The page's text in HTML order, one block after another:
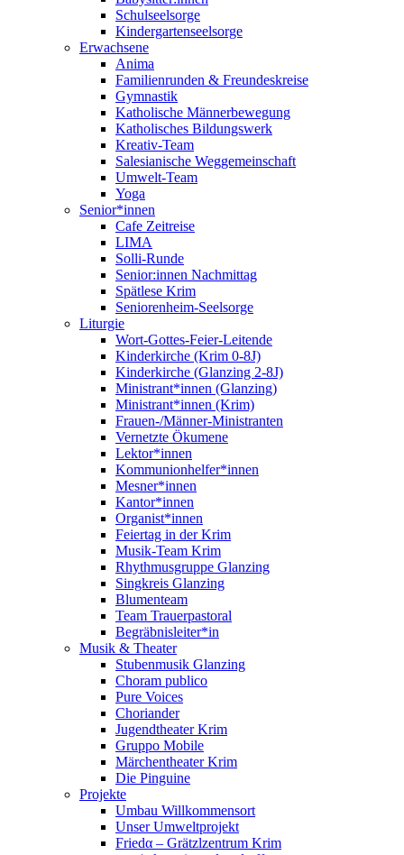
Schulseelsorge
Kindergartenseelsorge
Erwachsene
Anima
Familienrunden & Freundeskreise
Gymnastik
Katholische Männerbewegung
Katholisches Bildungswerk
Kreativ-Team
Salesianische Weggemeinschaft
Umwelt-Team
Yoga
Senior*innen
Cafe Zeitreise
LIMA
Solli-Runde
Senior:innen Nachmittag
Spätlese Krim
Seniorenheim-Seelsorge
Liturgie
Wort-Gottes-Feier-Leitende
Kinderkirche (Krim 0-8J)
Kinderkirche (Glanzing 2-8J)
Ministrant*innen (Glanzing)
Ministrant*innen (Krim)
Frauen-/Männer-Ministranten
Vernetzte Ökumene
Lektor*innen
Kommunionhelfer*innen
Mesner*innen
Kantor*innen
Organist*innen
Feiertag in der Krim
Musik-Team Krim
Rhythmusgruppe Glanzing
Singkreis Glanzing
Blumenteam
Team Trauerpastoral
Begräbnisleiter*in
Musik & Theater
Stubenmusik Glanzing
Choram publico
Pure Voices
Choriander
Jugendtheater Krim
Gruppo Mobile
Märchentheater Krim
Die Pinguine
Projekte
Umbau Willkommensort
Unser Umweltprojekt
Friedα – Grätzlzentrum Krim